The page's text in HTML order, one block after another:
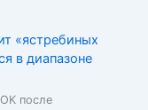
«ястребиных
в диапазоне
после